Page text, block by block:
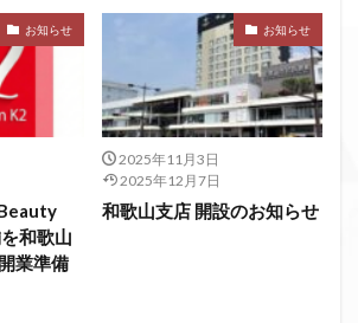
お知らせ
和歌山
業準備
お知らせ
2025年11月3日
2025年12月7日
和歌山支店 開設のお知らせ